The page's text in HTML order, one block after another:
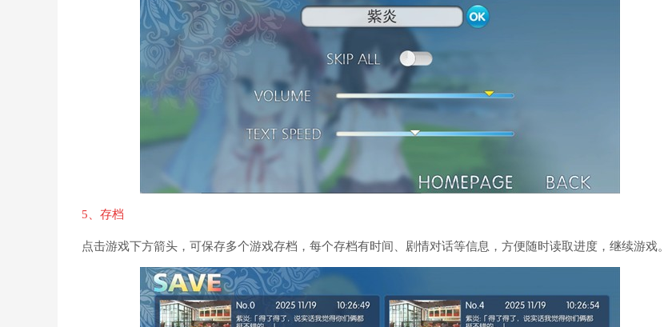
5、存档
点击游戏下方箭头，可保存多个游戏存档，每个存档有时间、剧情对话等信息，方便随时读取进度，继续游戏。